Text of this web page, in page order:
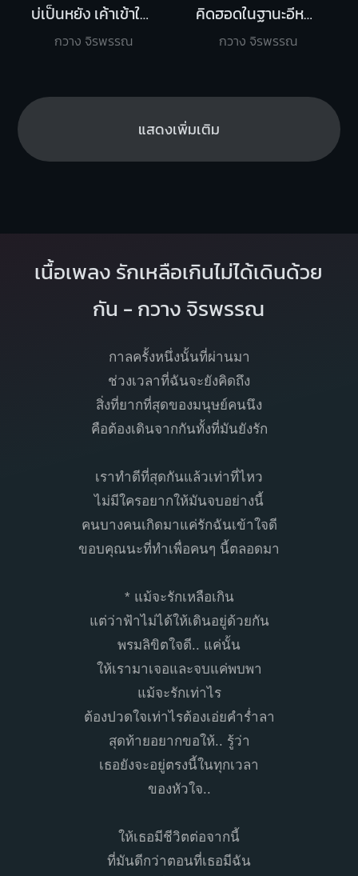
บ่เป็นหยัง เค้าเข้าใจ Ost.ไทบ้านเดอะซีรี
กวาง จิรพรรณ
คิดฮอดในฐานะอีหยัง
กวาง จิรพรรณ
แสดงเพิ่มเติม
เนื้อเพลง รักเหลือเกินไม่ได้เดินด้วย
กัน - กวาง จิรพรรณ
กาลครั้งหนึ่งนั้นที่ผ่านมา
ช่วงเวลาที่ฉันจะยังคิดถึง
สิ่งที่ยากที่สุดของมนุษย์คนนึง
คือต้องเดินจากกันทั้งที่มันยังรัก
เราทำดีที่สุดกันแล้วเท่าที่ไหว
ไม่มีใครอยากให้มันจบอย่างนี้
คนบางคนเกิดมาแค่รักฉันเข้าใจดี
ขอบคุณนะที่ทำเพื่อคนๆ นี้ตลอดมา
* แม้จะรักเหลือเกิน
แต่ว่าฟ้าไม่ได้ให้เดินอยู่ด้วยกัน
พรมลิขิตใจดี.. แค่นั้น
ให้เรามาเจอและจบแค่พบพา
แม้จะรักเท่าไร
ต้องปวดใจเท่าไรต้องเอ่ยคำร่ำลา
สุดท้ายอยากขอให้.. รู้ว่า
เธอยังจะอยู่ตรงนี้ในทุกเวลา
ของหัวใจ..
ให้เธอมีชีวิตต่อจากนี้
ที่มันดีกว่าตอนที่เธอมีฉัน